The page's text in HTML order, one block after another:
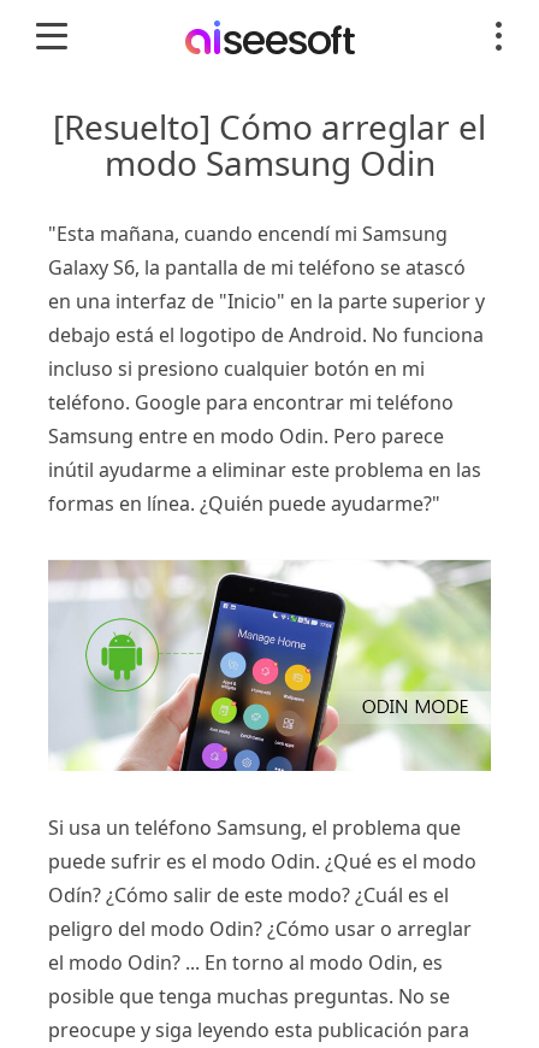
[Resuelto] Cómo arreglar el
modo Samsung Odin
"Esta mañana, cuando encendí mi Samsung
Galaxy S6, la pantalla de mi teléfono se atascó
en una interfaz de "Inicio" en la parte superior y
debajo está el logotipo de Android. No funciona
incluso si presiono cualquier botón en mi
teléfono. Google para encontrar mi teléfono
Samsung entre en modo Odin. Pero parece
inútil ayudarme a eliminar este problema en las
formas en línea. ¿Quién puede ayudarme?"
Si usa un teléfono Samsung, el problema que
puede sufrir es el modo Odin. ¿Qué es el modo
Odín? ¿Cómo salir de este modo? ¿Cuál es el
peligro del modo Odin? ¿Cómo usar o arreglar
el modo Odin? ... En torno al modo Odin, es
posible que tenga muchas preguntas. No se
preocupe y siga leyendo esta publicación para